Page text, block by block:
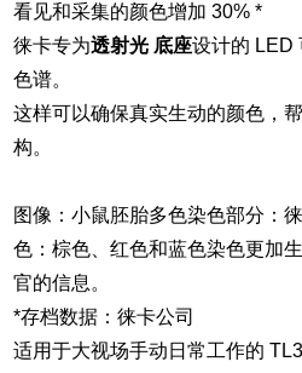
看见和采集的颜色增加 30% *
徕卡专为透射光 底座设计的 LED
色谱。
这样可以确保真实生动的颜色，
构。
图像：小鼠胚胎多色染色部分：
色：棕色、红色和蓝色染色更加
官的信息。
*存档数据：徕卡公司
适用于大视场手动日常工作的